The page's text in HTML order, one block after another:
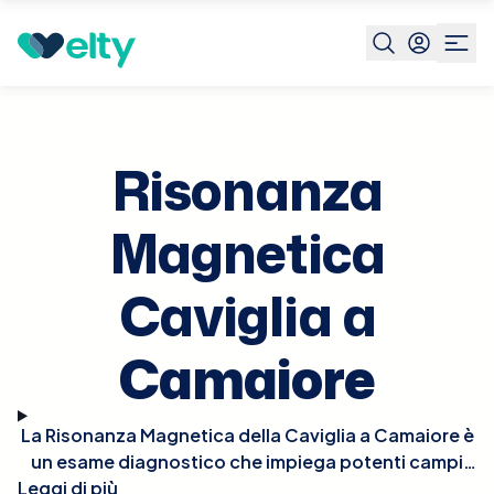
Prenota visita Risonanza Magnetica Caviglia Camaiore
Risonanza
Magnetica
Caviglia a
Camaiore
La Risonanza Magnetica della Caviglia a Camaiore è
un esame diagnostico che impiega potenti campi
magnetici per generare immagini dettagliate delle
Leggi di più